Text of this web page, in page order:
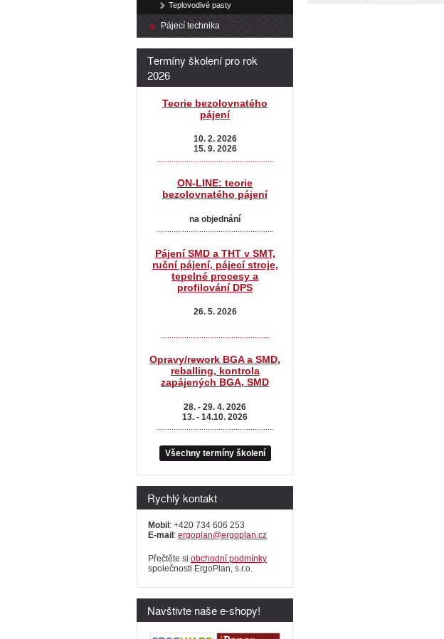
Teplovodivé pasty
Pájecí technika
Termíny školení pro rok
2026
Teorie bezolovnatého
pájení
10. 2. 2026
15. 9. 2026
.......................................................
ON-LINE: teorie
bezolovnatého pájení
na objednání
Pájení SMD a THT v SMT,
ruční pájení, pájecí stroje,
tepelné procesy a
profilování DPS
26. 5. 2026
...................................................
Opravy/rework BGA a SMD,
reballing, kontrola
zapájených BGA, SMD
28. - 29. 4. 2026
13. - 14.10. 2026
Všechny termíny školení
Rychlý kontakt
Mobil: +420 734 606 253
E-mail: ergoplan@ergoplan.cz
Přečtěte si obchodní podmínky
společnosti ErgoPlan, s.r.o.
Navštivte naše e-shopy!